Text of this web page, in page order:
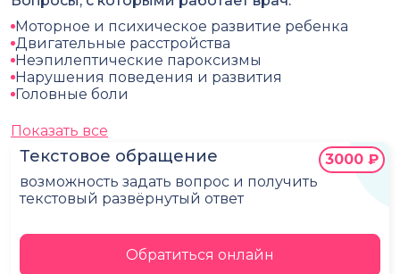
Текстовое обращение
возможность задать вопрос и получить
текстовый развёрнутый ответ
3000 ₽
Обратиться онлайн
Моторное и психическое развитие ребенка
Двигательные расстройства
Неэпилептические пароксизмы
Нарушения поведения и развития
Головные боли
Показать все